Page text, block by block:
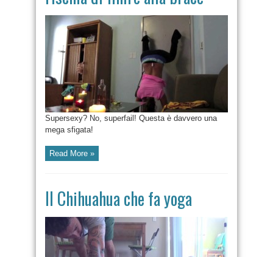
Supersexy? No, superfail! Questa è davvero una
mega sfigata!
Read More »
Il Chihuahua che fa yoga